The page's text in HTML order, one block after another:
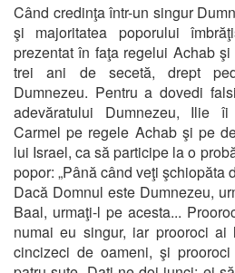
Când credinţa într-un singur
şi majoritatea poporului
prezentat în faţa regelui Achab
trei ani de secetă, drept
Dumnezeu. Pentru a dovedi
adevăratului Dumnezeu, Ilie
Carmel pe regele Achab şi pe
lui Israel, ca să participe la o
popor: „Până când veţi şchiopăta
Dacă Domnul este Dumnezeu,
Baal, urmaţi-l pe acesta...
numai eu singur, iar prooroci
cincizeci de oameni, şi